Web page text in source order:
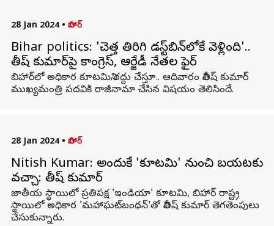
28 Jan 2024 • బిహార్
Bihar politics: 'చెత్త తిరిగి డస్ట్‌బిన్‌లోకే వెళ్లింది'..
నితీష్‌ కుమార్‌పై కాంగ్రెస్, ఆర్జేడీ నేతల ఫైర్
బిహార్‌లో అధికార కూటమిని రద్దు చేస్తూ.. ఆదివారం నితీష్ కుమార్
ముఖ్యమంత్రి పదవికి రాజీనామా చేసిన విషయం తెలిసిందే.
28 Jan 2024 • బిహార్
Nitish Kumar: అందుకే 'కూటమి' నుంచి బయటకు
వచ్చా: నితీష్ కుమార్
జాతీయ స్థాయిలో ప్రతిపక్ష 'ఇండియా' కూటమి, బిహార్ రాష్ట్ర
స్థాయిలో అధికార 'మహాఘట్‌బంధన్'తో నితీష్ కుమార్ తెగతెంపులు
చేసుకున్నారు.